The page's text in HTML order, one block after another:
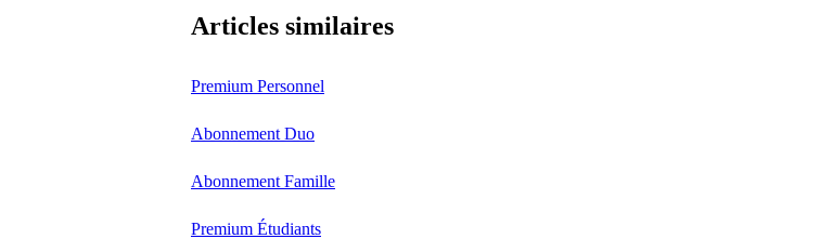
Articles similaires
Premium Personnel
Abonnement Duo
Abonnement Famille
Premium Étudiants